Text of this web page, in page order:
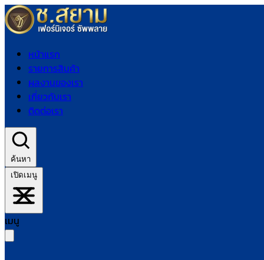
หน้าแรก
รายการสินค้า
ผลงานของเรา
เกี่ยวกับเรา
ติดต่อเรา
ค้นหา
เปิดเมนู
เมนู